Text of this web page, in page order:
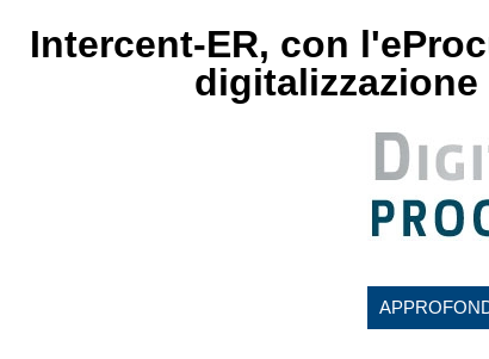
Intercent-ER, con